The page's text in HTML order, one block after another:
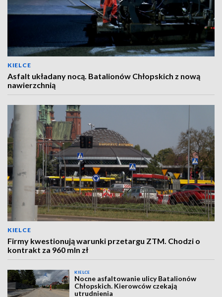
KIELCE
Asfalt układany nocą. Batalionów Chłopskich z nową
nawierzchnią
KIELCE
Firmy kwestionują warunki przetargu ZTM. Chodzi o
kontrakt za 960 mln zł
KIELCE
Nocne asfaltowanie ulicy Batalionów
Chłopskich. Kierowców czekają
utrudnienia